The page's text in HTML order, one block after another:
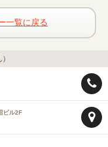
一覧に戻る
ビル2F